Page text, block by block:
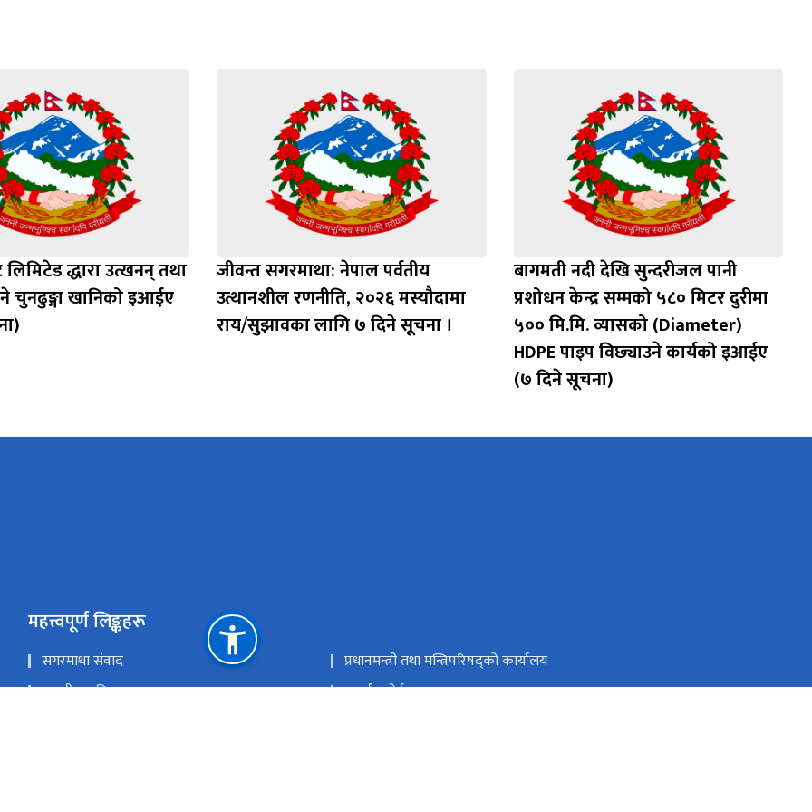
लिमिटेड द्धारा उत्खनन् तथा
चुनढुङ्गा खानिको इआईए
जीवन्त सगरमाथा: नेपाल पर्वतीय
उत्थानशील रणनीति, २०२६ मस्यौदामा
राय/सुझावका लागि ७ दिने सूचना ।
बागमती नदी देखि सुन्दरीजल पानी
प्रशोधन केन्द्र सम्मको ५८० मिटर दुरीमा
५०० मि.मि. व्यासको (Diameter)
HDPE पाइप विछ्याउने कार्यको इआईए
(७ दिने सूचना)
महत्त्वपूर्ण लिङ्कहरू
सगरमाथा संवाद
प्रधानमन्त्री तथा मन्त्रिपरिषद्को कार्यालय
सङ्‍घीय मामिला तथा सामान्य प्रशासन मन्त्रालय
इआईए पोर्टल